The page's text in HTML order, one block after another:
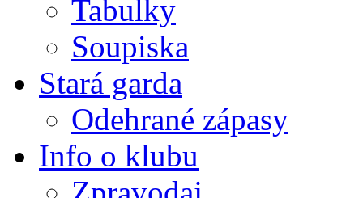
Tabulky
Soupiska
Stará garda
Odehrané zápasy
Info o klubu